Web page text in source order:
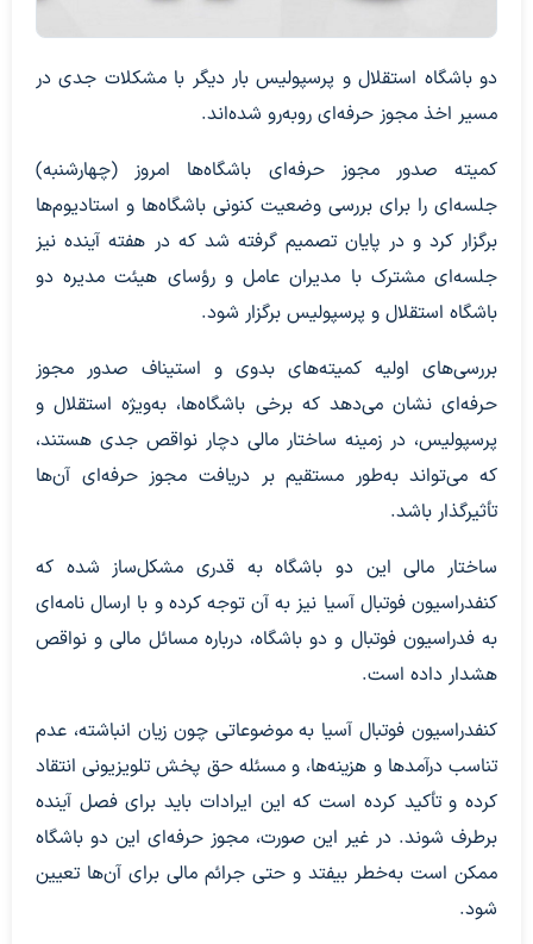
دو باشگاه استقلال و پرسپولیس بار دیگر با مشکلات جدی در
مسیر اخذ مجوز حرفه‌ای روبه‌رو شده‌اند.
کمیته صدور مجوز حرفه‌ای باشگاه‌ها امروز (چهارشنبه)
جلسه‌ای را برای بررسی وضعیت کنونی باشگاه‌ها و استادیوم‌ها
برگزار کرد و در پایان تصمیم گرفته شد که در هفته آینده نیز
جلسه‌ای مشترک با مدیران عامل و رؤسای هیئت مدیره دو
باشگاه استقلال و پرسپولیس برگزار شود.
بررسی‌های اولیه کمیته‌های بدوی و استیناف صدور مجوز
حرفه‌ای نشان می‌دهد که برخی باشگاه‌ها، به‌ویژه استقلال و
پرسپولیس، در زمینه ساختار مالی دچار نواقص جدی هستند،
که می‌تواند به‌طور مستقیم بر دریافت مجوز حرفه‌ای آن‌ها
تأثیرگذار باشد.
ساختار مالی این دو باشگاه به قدری مشکل‌ساز شده که
کنفدراسیون فوتبال آسیا نیز به آن توجه کرده و با ارسال نامه‌ای
به فدراسیون فوتبال و دو باشگاه، درباره مسائل مالی و نواقص
هشدار داده است.
کنفدراسیون فوتبال آسیا به موضوعاتی چون زیان انباشته، عدم
تناسب درآمدها و هزینه‌ها، و مسئله حق پخش تلویزیونی انتقاد
کرده و تأکید کرده است که این ایرادات باید برای فصل آینده
برطرف شوند. در غیر این صورت، مجوز حرفه‌ای این دو باشگاه
ممکن است به‌خطر بیفتد و حتی جرائم مالی برای آن‌ها تعیین
شود.